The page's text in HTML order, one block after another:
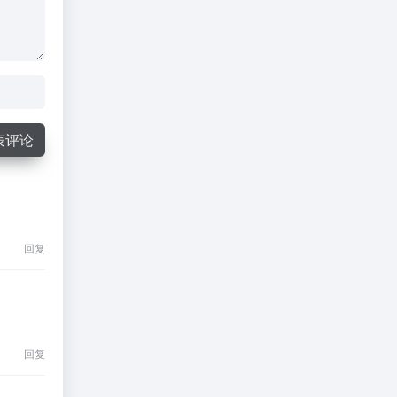
评论
回复
回复